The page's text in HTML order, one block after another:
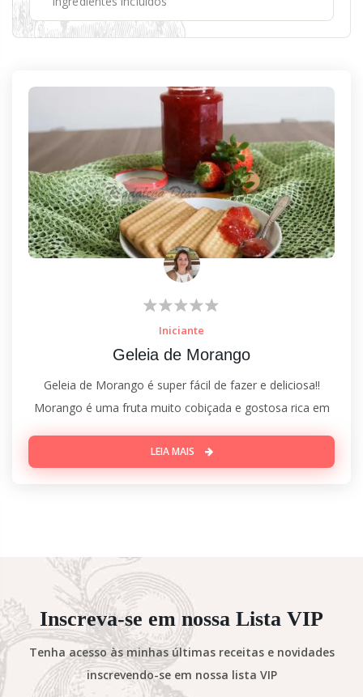
Iniciante
Geleia de Morango
Geleia de Morango é super fácil de fazer e deliciosa!!
Morango é uma fruta muito cobiçada e gostosa rica em
LEIA MAIS
Inscreva-se em nossa Lista VIP
Tenha acesso às minhas últimas receitas e novidades
inscrevendo-se em nossa lista VIP